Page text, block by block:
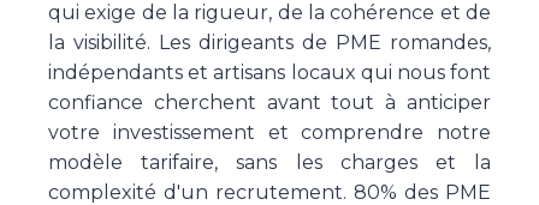
qui exige de la rigueur, de la cohérence et de
la visibilité. Les dirigeants de PME romandes,
indépendants et artisans locaux qui nous font
confiance cherchent avant tout à anticiper
votre investissement et comprendre notre
modèle tarifaire, sans les charges et la
complexité d'un recrutement. 80% des PME